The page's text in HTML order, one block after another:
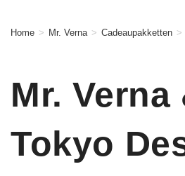
Home > Mr. Verna > Cadeaupakketten >
Mr. Verna
Tokyo